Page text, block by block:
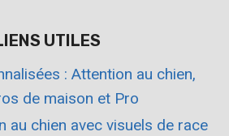
UTILES
: Attention au chien,
de maison et Pro
au chien avec visuels de race